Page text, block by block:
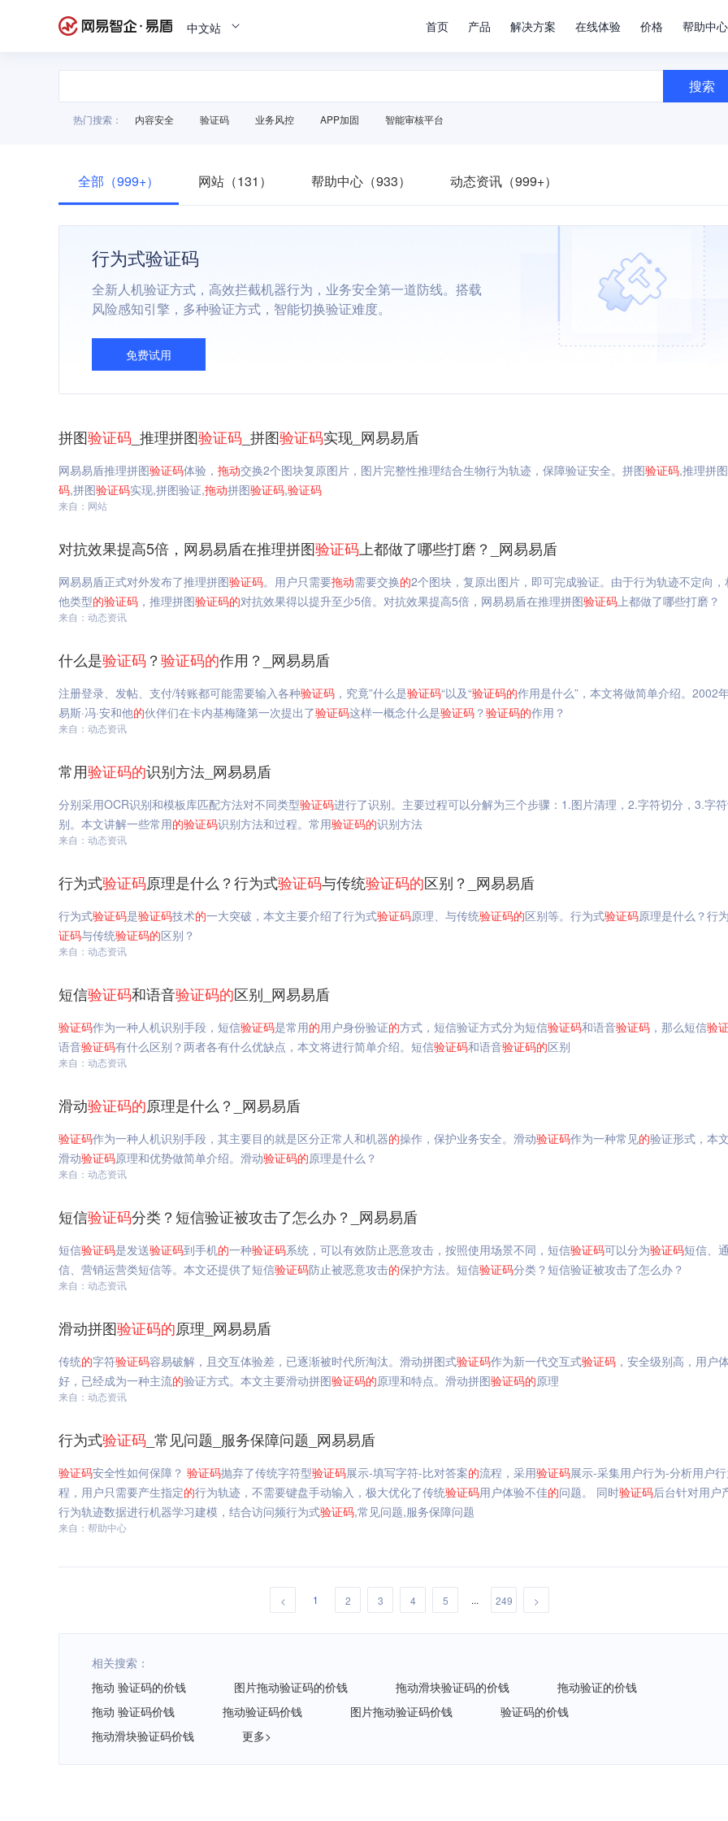
中文站 首页 产品 解决方案 在线体验 价格 帮助中心
搜索
热门搜索： 内容安全 验证码 业务风控 APP加固 智能审核平台
全部（999+） 网站（131） 帮助中心（933） 动态资讯（999+）
行为式验证码
全新人机验证方式，高效拦截机器行为，业务安全第一道防线。搭载
风险感知引擎，多种验证方式，智能切换验证难度。
免费试用
拼图验证码 _推理拼图验证码 _拼图验证码实现_网易易盾
网易易盾推理拼图验证码体验， 拖动交换2个图块复原图片，图片完整性推理结合生物行为轨迹，保障验证安全。拼图验证码,推理拼图
码,拼图验证码实现,拼图验证,拖动拼图验证码,验证码
来自：网站
对抗效果提高5倍，网易易盾在推理拼图验证码 上都做了哪些打磨？_网易易盾
网易易盾正式对外发布了推理拼图验证码。用户只需要拖动需要交换的2个图块，复原出图片，即可完成验证。由于行为轨迹不定向，
他类型的验证码 ，推理拼图验证码的对抗效果得以提升至少5倍。对抗效果提高5倍，网易易盾在推理拼图验证码上都做了哪些打磨？
来自：动态资讯
什么是验证码 ？验证码的作用？_网易易盾
注册登录、发帖、支付/转账都可能需要输入各种验证码 ，究竟”什么是验证码“以及“验证码的作用是什么”，本文将做简单介绍。2002
易斯·冯·安和他的伙伴们在卡内基梅隆第一次提出了验证码这样一概念什么是验证码 ？ 验证码的作用？
来自：动态资讯
常用验证码的识别方法_网易易盾
分别采用OCR识别和模板库匹配方法对不同类型验证码进行了识别。主要过程可以分解为三个步骤：1.图片清理，2.字符切分，3.字
别。本文讲解一些常用的验证码识别方法和过程。常用验证码的识别方法
来自：动态资讯
行为式验证码原理是什么？行为式验证码与传统验证码的区别？_网易易盾
行为式验证码是验证码技术的一大突破，本文主要介绍了行为式验证码原理、与传统验证码的区别等。行为式验证码原理是什么？行
证码与传统验证码的区别？
来自：动态资讯
短信验证码和语音验证码的区别_网易易盾
验证码作为一种人机识别手段，短信验证码是常用的用户身份验证的方式，短信验证方式分为短信验证码和语音验证码 ，那么短信验
语音验证码有什么区别？两者各有什么优缺点，本文将进行简单介绍。短信验证码和语音验证码的区别
来自：动态资讯
滑动验证码的原理是什么？_网易易盾
验证码作为一种人机识别手段，其主要目的就是区分正常人和机器的操作，保护业务安全。滑动验证码作为一种常见的验证形式，本
滑动验证码原理和优势做简单介绍。滑动验证码的原理是什么？
来自：动态资讯
短信验证码分类？短信验证被攻击了怎么办？_网易易盾
短信验证码是发送验证码到手机的一种验证码系统，可以有效防止恶意攻击，按照使用场景不同，短信验证码可以分为验证码短信、
信、营销运营类短信等。本文还提供了短信验证码防止被恶意攻击的保护方法。短信验证码分类？短信验证被攻击了怎么办？
来自：动态资讯
滑动拼图验证码的原理_网易易盾
传统的字符验证码容易破解，且交互体验差，已逐渐被时代所淘汰。滑动拼图式验证码作为新一代交互式验证码 ，安全级别高，用户
好，已经成为一种主流的验证方式。本文主要滑动拼图验证码的原理和特点。滑动拼图验证码的原理
来自：动态资讯
行为式验证码 _常见问题_服务保障问题_网易易盾
验证码安全性如何保障？ 验证码抛弃了传统字符型验证码展示-填写字符-比对答案的流程，采用验证码展示-采集用户行为-分析用户
程，用户只需要产生指定的行为轨迹，不需要键盘手动输入，极大优化了传统验证码用户体验不佳的问题。 同时验证码后台针对用户
行为轨迹数据进行机器学习建模，结合访问频行为式验证码,常见问题,服务保障问题
来自：帮助中心
< 1 2 3 4 5 ... 249 >
相关搜索：
拖动 验证码的价钱
图片拖动验证码的价钱 拖动滑块验证码的价钱
拖动验证的价钱
拖动 验证码价钱
拖动验证码价钱 图片拖动验证码价钱
验证码的价钱
拖动滑块验证码价钱
更多>